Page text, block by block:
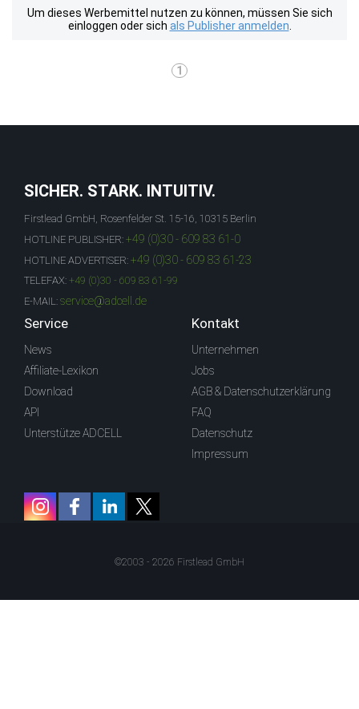
Um dieses Werbemittel nutzen zu können, müssen Sie sich
einloggen oder sich als Publisher anmelden
1
SICHER. STARK. INTUITIV.
Firstlead GmbH, Rosenfelder St. 15-16, 10315 Berlin
HOTLINE PUBLISHER: +49 (0)30 - 609 83 61-0
HOTLINE ADVERTISER: +49 (0)30 - 609 83 61-23
TELEFAX: +49 (0)30 - 609 83 61-99
E-MAIL: service@adcell.de
Service
News
Affiliate-Lexikon
Download
API
Unterstütze ADCELL
Kontakt
Unternehmen
Jobs
AGB & Datenschutzerklärung
FAQ
Datenschutz
Impressum
©2003 - 2026 Firstlead GmbH